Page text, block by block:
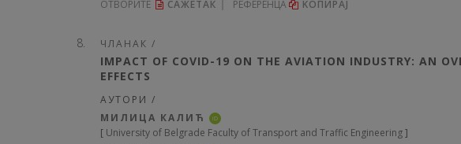
ОТВОРИТЕ
САЖЕТАК РЕФЕРЕНЦА KОПИРАЈ
ЧЛАНАК /
IMPACT OF COVID-19 ON THE AVIATION INDUSTRY: AN
EFFECTS
АУТОРИ /
МИЛИЦА КАЛИЋ
iD
[ University of Belgrade Faculty of Transport and Traffic Engineering]